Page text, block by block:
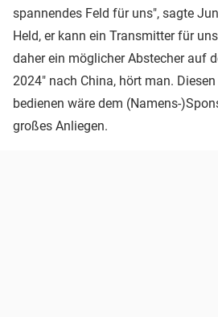
spannendes Feld für uns", sagte
Held, er kann ein Transmitter für
daher ein möglicher Abstecher auf
2024" nach China, hört man.
bedienen wäre dem (Namens-
großes Anliegen.